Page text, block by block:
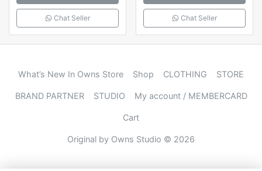
Chat Seller Chat Seller
What’s New In Owns Store Shop CLOTHING STORE
BRAND PARTNER STUDIO My account / MEMBERCARD
Cart
Original by Owns Studio © 2026